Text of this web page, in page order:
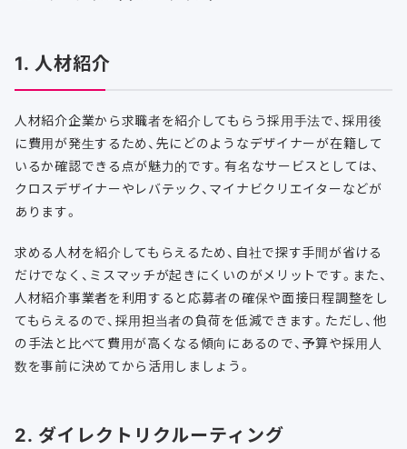
1. 人材紹介
人材紹介企業から求職者を紹介してもらう採用手法で、採用後
に費用が発生するため、先にどのようなデザイナーが在籍して
いるか確認できる点が魅力的です。有名なサービスとしては、
クロスデザイナーやレバテック、マイナビクリエイターなどが
あります。
求める人材を紹介してもらえるため、自社で探す手間が省ける
だけでなく、ミスマッチが起きにくいのがメリットです。また、
人材紹介事業者を利用すると応募者の確保や面接日程調整をし
てもらえるので、採用担当者の負荷を低減できます。ただし、他
の手法と比べて費用が高くなる傾向にあるので、予算や採用人
数を事前に決めてから活用しましょう。
2. ダイレクトリクルーティング